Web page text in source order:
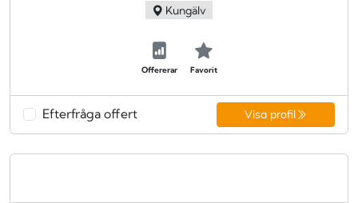
Kungälv
Offererar Favorit
Efterfråga offert Visa profil